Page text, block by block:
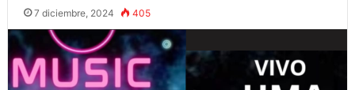
7 diciembre, 2024 405